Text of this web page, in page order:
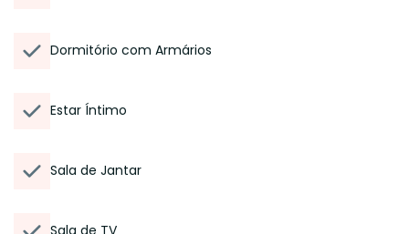
Dormitório com Armários
Estar Íntimo
Sala de Jantar
Sala de TV